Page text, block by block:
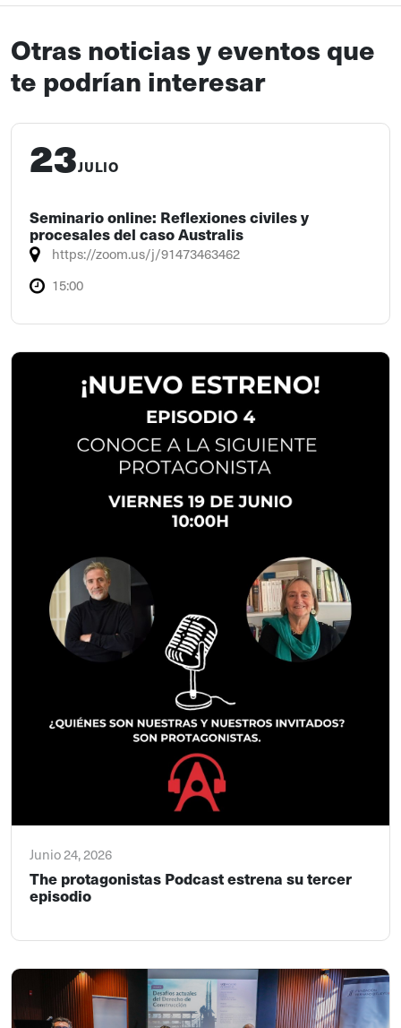
Otras noticias y eventos que
te podrían interesar
23JULIO
Seminario online: Reflexiones civiles y
procesales del caso Australis
https://zoom.us/j/91473463462
15:00
Junio 24, 2026
The protagonistas Podcast estrena su tercer
episodio